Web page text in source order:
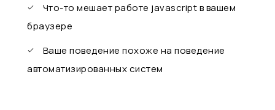
Что-то мешает работе javascript в вашем
браузере
Ваше поведение похоже на поведение
автоматизированных систем